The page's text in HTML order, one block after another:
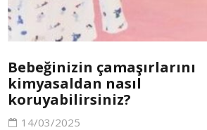
Bebeğinizin çamaşırlarını
kimyasaldan nasıl
koruyabilirsiniz?
14/03/2025